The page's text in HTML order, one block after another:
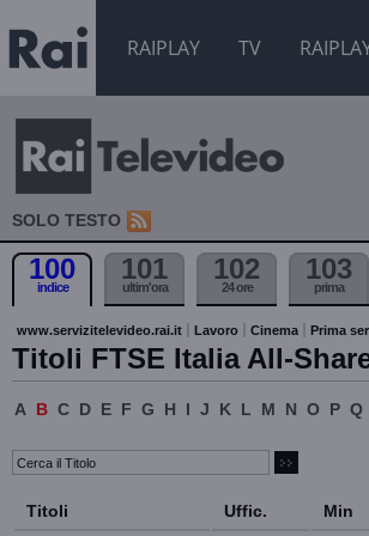
RAIPLAY TV
SOLO TESTO
100
indice
101
ultim'ora
102
24 ore
103
prima
www.servizitelevideo.rai.it Lavoro Cinema Prima
Titoli FTSE Italia All-
A B C D E F G H I J K L M N O P Q
Titoli Uffic. Min